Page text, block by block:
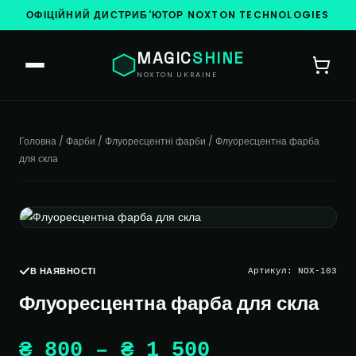
ОФІЦІЙНИЙ ДИСТРИБ'ЮТОР NOXTON TECHNOLOGIES
MAGICSHINE
NOXTON UKRAINE
Головна / Фарби / Флуоресцентні фарби / Флуоресцентна фарба
для скла
В НАЯВНОСТІ Артикул: NOX-103
Флуоресцентна фарба для скла
₴800 – ₴1 500